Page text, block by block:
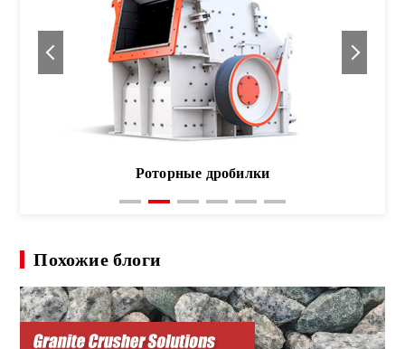
Роторные дробилки
Похожие блоги